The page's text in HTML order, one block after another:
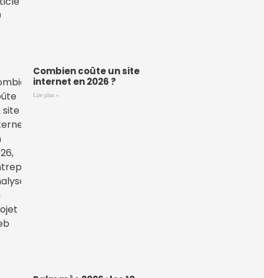
Combien coûte un site
internet en 2026 ?
Lire plus »